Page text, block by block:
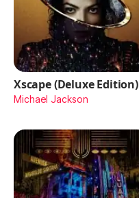
Xscape (Deluxe Edition)
Michael Jackson